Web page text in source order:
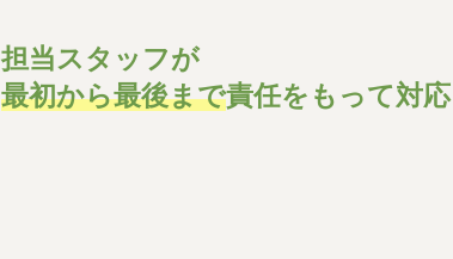
担当スタッフが
最初から最後まで責任をもって対応